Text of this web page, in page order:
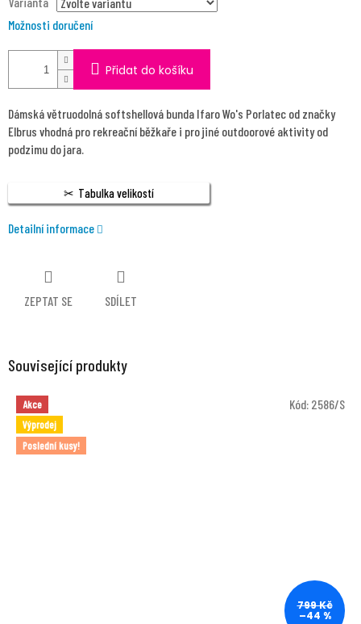
Možnosti doručení
Přidat do košíku
Dámská větruodolná softshellová bunda Ifaro Wo's Porlatec od značky
Elbrus vhodná pro rekreační běžkaře i pro jiné outdoorové aktivity od
podzimu do jara.
Tabulka velikostí
Detailní informace
ZEPTAT SE SDÍLET
Související produkty
Akce
Výprodej
Poslední kusy!
799 Kč
–44 %
Kód: 2586/S